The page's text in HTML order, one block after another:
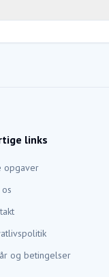
links
opgaver
og betingelser